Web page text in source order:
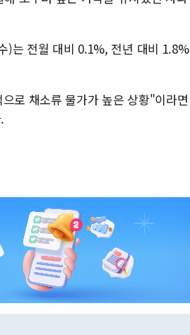
)는 전월 대비 0.1%, 전년 대비 1.8%
로 채소류 물가가 높은 상황"이라면